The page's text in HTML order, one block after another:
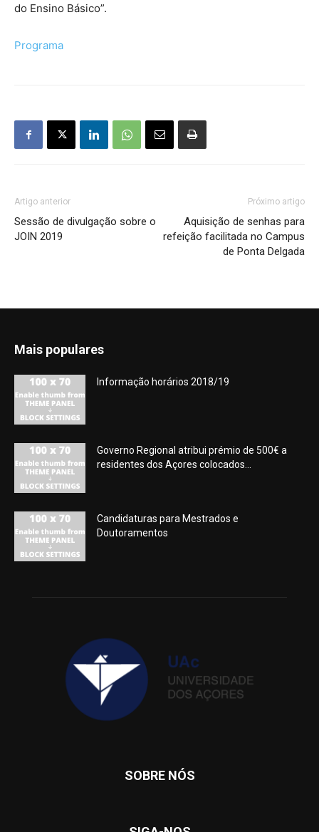
do Ensino Básico”.
Programa
Artigo anterior
Sessão de divulgação sobre o
JOIN 2019
Próximo artigo
Aquisição de senhas para
refeição facilitada no Campus
de Ponta Delgada
Mais populares
Informação horários 2018/19
Governo Regional atribui prémio de 500€ a
residentes dos Açores colocados...
Candidaturas para Mestrados e
Doutoramentos
SOBRE NÓS